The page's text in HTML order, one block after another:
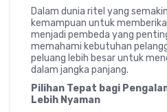
Dalam dunia ritel yang
kemampuan untuk
menjadi pembeda yang
memahami kebutuhan
peluang lebih besar untuk
dalam jangka panjang.
Pilihan Tepat bagi
Lebih Nyaman